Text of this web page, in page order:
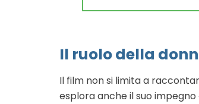
Il ruolo della
Il film non si limita a
esplora anche il suo